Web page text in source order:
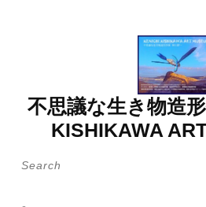
不思議な生き物造
KISHIKAWA